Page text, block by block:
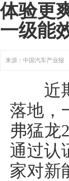
体验更
一级能
来源：中国汽车产业报
近期
落地，
弗猛龙
通过认
家对新